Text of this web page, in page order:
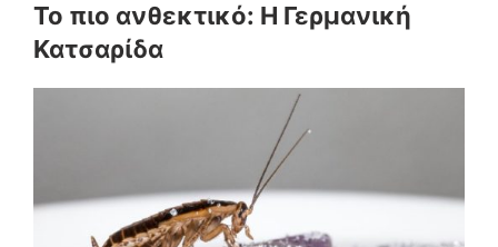
Το πιο ανθεκτικό: Η Γερμανική
Κατσαρίδα